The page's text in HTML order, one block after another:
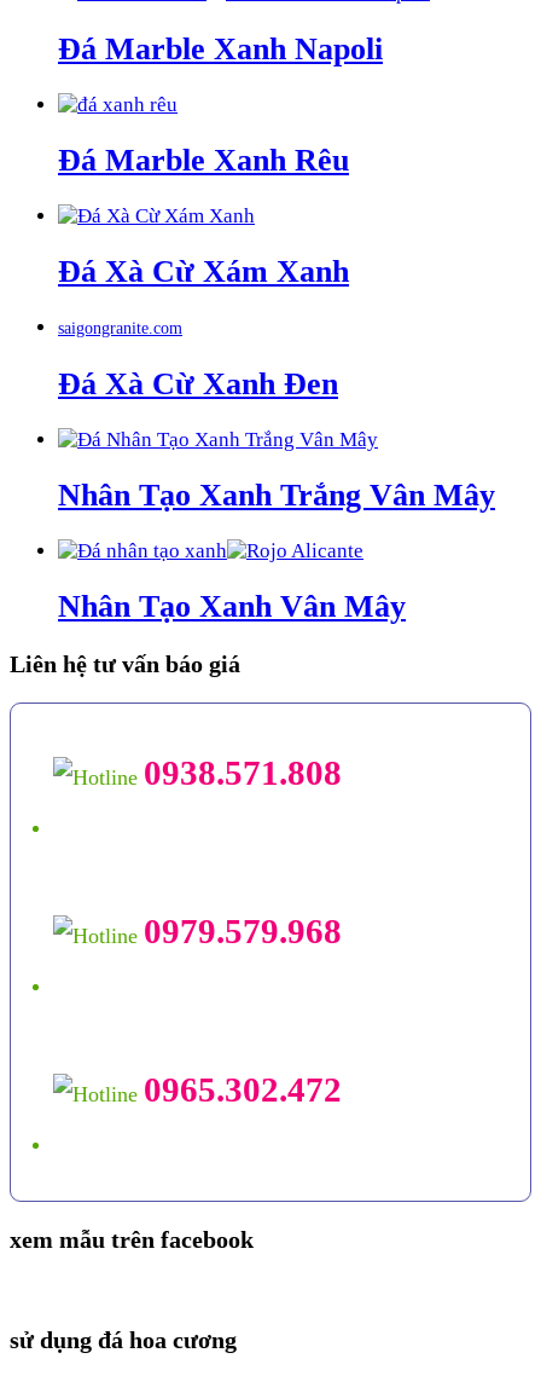
Đá Marble Xanh Napoli
Đá Marble Xanh Rêu
Đá Xà Cừ Xám Xanh
saigongranite.com
Đá Xà Cừ Xanh Đen
Nhân Tạo Xanh Trắng Vân Mây
Nhân Tạo Xanh Vân Mây
Liên hệ tư vấn báo giá
0938.571.808
0979.579.968
0965.302.472
xem mẫu trên facebook
sử dụng đá hoa cương